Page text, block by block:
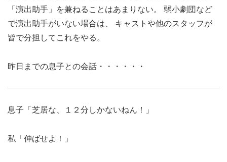
「演出助手」を兼ねることはあまりない。 弱小劇団など
で演出助手がいない場合は、 キャストや他のスタッフが
皆で分担してこれをやる。
昨日までの息子との会話・・・・・・
息子 「芝居な、１２分しかないねん！」
私 「伸ばせよ！」